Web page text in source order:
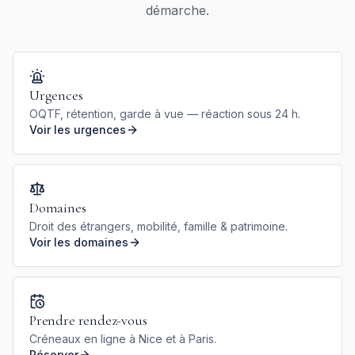
démarche.
Urgences
OQTF, rétention, garde à vue — réaction sous 24 h.
Voir les urgences
Domaines
Droit des étrangers, mobilité, famille & patrimoine.
Voir les domaines
Prendre rendez-vous
Créneaux en ligne à Nice et à Paris.